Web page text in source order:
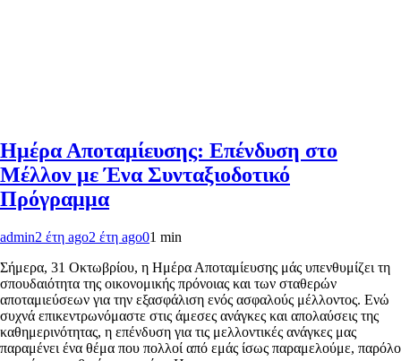
Ημέρα Αποταμίευσης: Επένδυση στο
Μέλλον με Ένα Συνταξιοδοτικό
Πρόγραμμα
admin2 έτη ago2 έτη ago01 min
Σήμερα, 31 Οκτωβρίου, η Ημέρα Αποταμίευσης μάς υπενθυμίζει τη
σπουδαιότητα της οικονομικής πρόνοιας και των σταθερών
αποταμιεύσεων για την εξασφάλιση ενός ασφαλούς μέλλοντος. Ενώ
συχνά επικεντρωνόμαστε στις άμεσες ανάγκες και απολαύσεις της
καθημερινότητας, η επένδυση για τις μελλοντικές ανάγκες μας
παραμένει ένα θέμα που πολλοί από εμάς ίσως παραμελούμε, παρόλο